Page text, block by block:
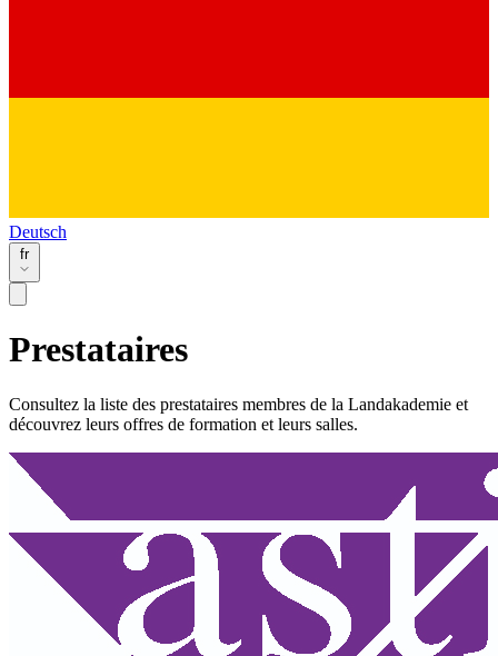
Deutsch
fr
Prestataires
Consultez la liste des prestataires membres de la Landakademie et
découvrez leurs offres de formation et leurs salles.